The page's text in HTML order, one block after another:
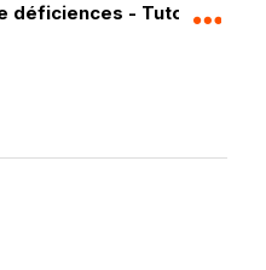
déficiences - Tutoriels